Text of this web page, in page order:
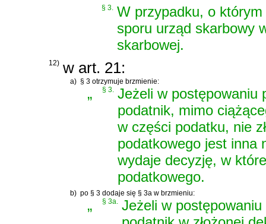
§ 3.
W przypadku, o
sporu urząd skarbowy
skarbowej.
12) w art. 21:
a) § 3 otrzymuje brzmienie:
„ § 3. Jeżeli w postępowaniu
podatnik, mimo
w części podatku, nie
podatkowego jest inna
wydaje decyzję, w
podatkowego.
b) po § 3 dodaje się § 3a w brzmieniu:
„ § 3a. Jeżeli w